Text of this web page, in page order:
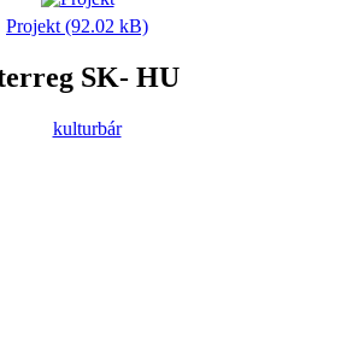
Projekt (92.02 kB)
SK- HU